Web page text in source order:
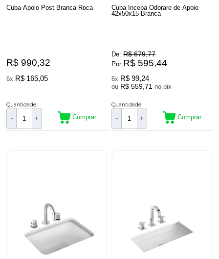
Cuba Apoio Post Branca Roca
R$ 990,32
6x R$ 165,05
Quantidade:
- + Comprar
Cuba Incepa Odorare de Apoio
42x50x15 Branca
De: R$ 679,77
Por:R$ 595,44
6x R$ 99,24
ou R$ 559,71 no pix
Quantidade:
- + Comprar